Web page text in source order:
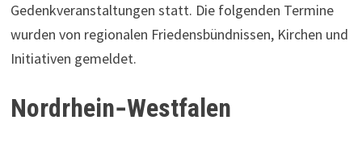
Gedenkveranstaltungen statt. Die folgenden Termine
wurden von regionalen Friedensbündnissen, Kirchen und
Initiativen gemeldet.
Nordrhein‑Westfalen